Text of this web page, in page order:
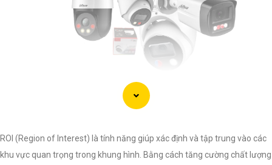
ROI (Region of Interest) là tính năng giúp xác định và tập trung vào các
khu vực quan trọng trong khung hình. Bằng cách tăng cường chất lượng